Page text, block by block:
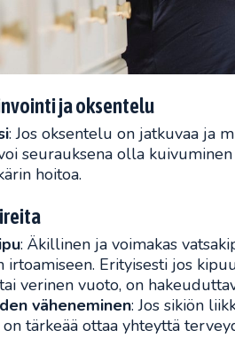
ja oksentelu
: Jos oksentelu on jatkuvaa ja
seurauksena olla
hoitoa.
: Äkillinen ja voimakas
irtoamiseen. Erityisesti jos
verinen vuoto, on
väheneminen: Jos sikiön
on tärkeää ottaa yhteyttä